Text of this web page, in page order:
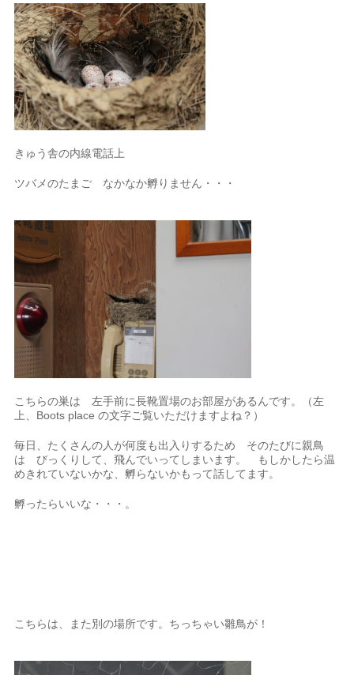
きゅう舎の内線電話上
ツバメのたまご なかなか孵りません・・・
こちらの巣は 左手前に長靴置場のお部屋があるんです。（左
上、Boots place の文字ご覧いただけますよね？）
毎日、たくさんの人が何度も出入りするため そのたびに親鳥
は びっくりして、飛んでいってしまいます。 もしかしたら温
めきれていないかな、孵らないかもって話してます。
孵ったらいいな・・・。
こちらは、また別の場所です。ちっちゃい雛鳥が！